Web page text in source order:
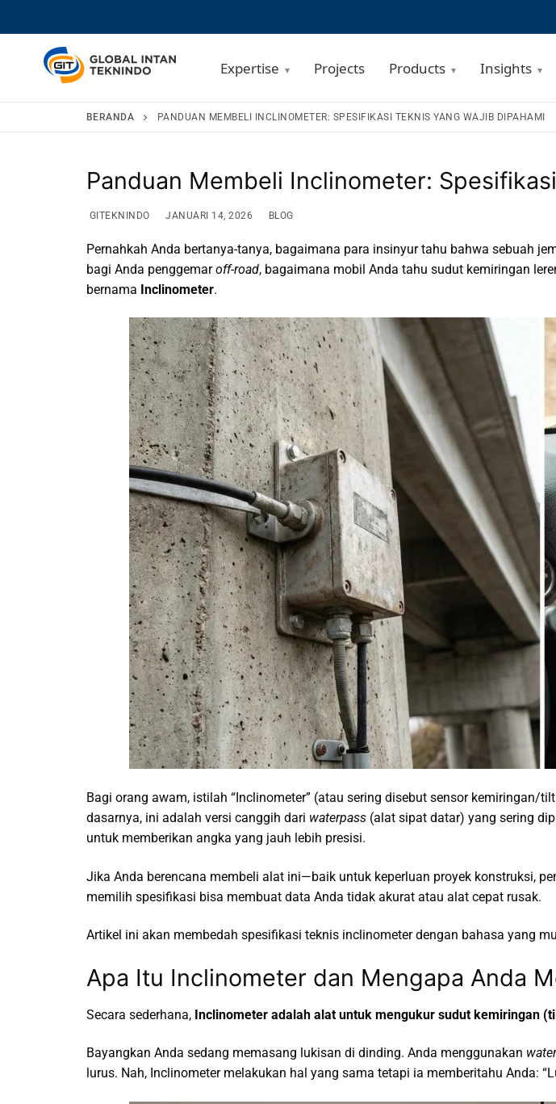
Expertise Projects Products Insights
BERANDA PANDUAN MEMBELI INCLINOMETER: SPESIFIKASI TEKNIS YANG WAJIB DIPAHAMI
Panduan Membeli Inclinometer:
GITEKNINDO JANUARI 14, 2026 BLOG
Pernahkah Anda bertanya-tanya, bagaimana para insinyur tahu bahwa sebuah
bagi Anda penggemaroff-road, bagaimana mobil Anda tahu sudut kemiringan
bernama Inclinometer.
Bagi orang awam, istilah “Inclinometer” (atau sering disebut sensor
dasarnya, ini adalah versi canggih dari waterpass (alat sipat datar) yang sering
untuk memberikan angka yang jauh lebih presisi.
Jika Anda berencana membeli alat ini—baik untuk keperluan proyek konstruksi,
memilih spesifikasi bisa membuat data Anda tidak akurat atau alat cepat rusak.
Artikel ini akan membedah spesifikasi teknis inclinometer dengan bahasa yang
Apa Itu Inclinometer dan Mengapa Anda
Secara sederhana, Inclinometer adalah alat untuk mengukur sudut kemiringan
Bayangkan Anda sedang memasang lukisan di dinding. Anda menggunakan
lurus. Nah, Inclinometer melakukan hal yang sama tetapi ia memberitahu Anda: